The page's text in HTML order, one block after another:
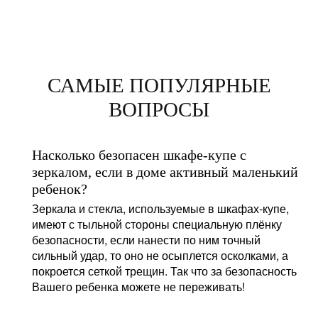
САМЫЕ ПОПУЛЯРНЫЕ
ВОПРОСЫ
Насколько безопасен шкафе-купе с
зеркалом, если в доме активный маленький
ребенок?
Зеркала и стекла, используемые в шкафах-купе,
имеют с тыльной стороны специальную плёнку
безопасности, если нанести по ним точный
сильный удар, то оно не осыплется осколками, а
покроется сеткой трещин. Так что за безопасность
Вашего ребенка можете не переживать!